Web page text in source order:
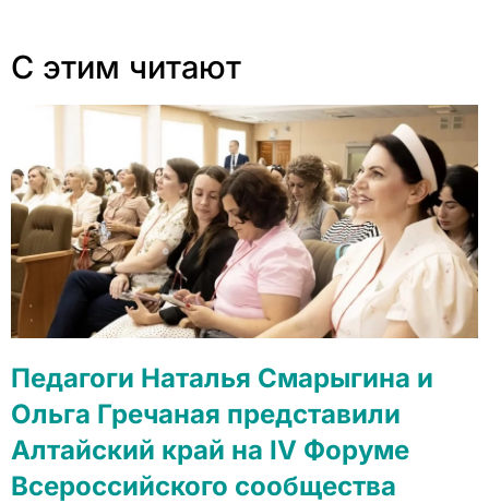
С этим читают
Педагоги Наталья Смарыгина и
Ольга Гречаная представили
Алтайский край на IV Форуме
Всероссийского сообщества